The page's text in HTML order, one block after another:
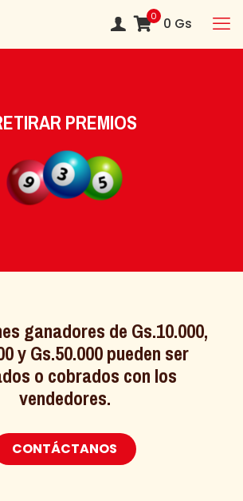
0 0 Gs
PREMIOS
ganadores de Gs.10.000,
y Gs.50.000 pueden ser
o cobrados con los
vendedores.
CONTÁCTANOS